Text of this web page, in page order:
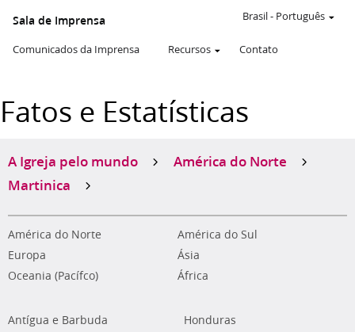
Sala de Imprensa
Comunicados da Imprensa Recursos Contato
Brasil- Português
Fatos e Estatísticas
A Igreja pelo mundo
América do Norte
Martinica
América do Norte
América do Sul
Europa
Ásia
Oceania (Pacífco)
África
Antígua e Barbuda
Honduras